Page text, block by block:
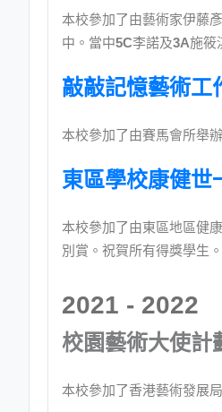
本校參加了由藝術家伊藤
中。當中5C李諾及3A施筱
敲敲記憶藝術工
本校參加了由賽馬會所舉
東區學校康健世
本校參加了由東區地區健
別賞。祝賀所有得獎學生。
2021 - 2022
校園藝術大使計
本校參加了香港藝術發展